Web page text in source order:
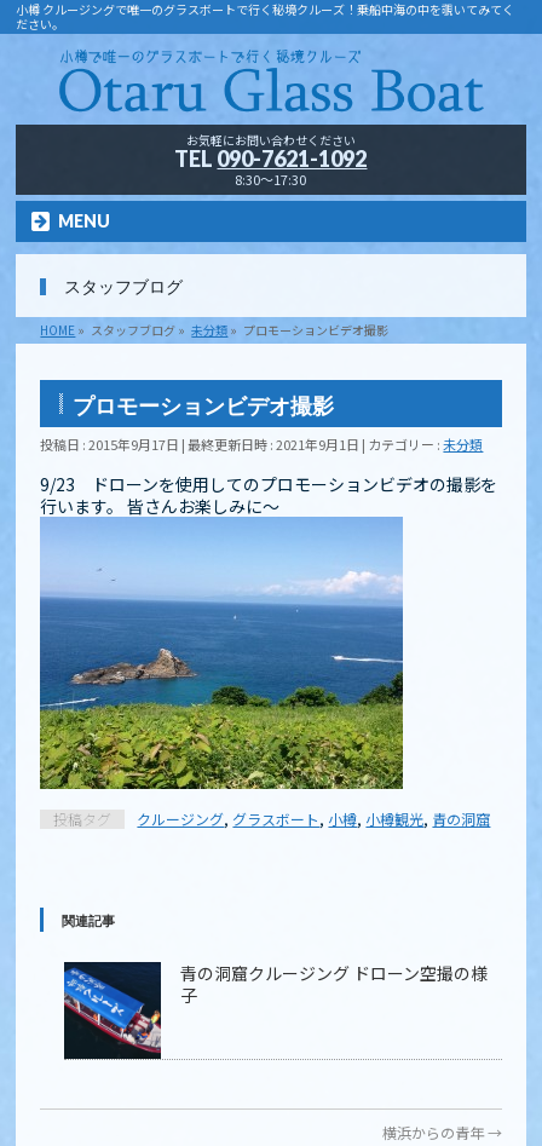
小樽 クルージングで唯一のグラスボートで行く秘境クルーズ！乗船中海の中を覗いてみてく
ださい。
お気軽にお問い合わせください
TEL 090-7621-1092
8:30～17:30
MENU
スタッフブログ
HOME » スタッフブログ » 未分類 » プロモーションビデオ撮影
プロモーションビデオ撮影
投稿日 : 2015年9月17日 最終更新日時 : 2021年9月1日 カテゴリー :未分類
9/23 ドローンを使用してのプロモーションビデオの撮影を
行います。 皆さんお楽しみに～
投稿タグ クルージング, グラスボート, 小樽, 小樽観光, 青の洞窟
関連記事
青の洞窟クルージング ドローン空撮の様
子
横浜からの青年→